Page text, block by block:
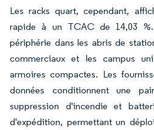
Les racks quart, cependant,
rapide à un TCAC de 14,03
périphérie dans les abris de
commerciaux et les campus
armoires compactes. Les
données conditionnent une
suppression d'incendie et
d'expédition, permettant un